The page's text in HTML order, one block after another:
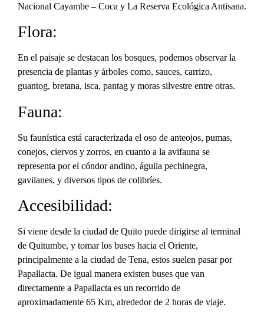
Nacional Cayambe – Coca y La Reserva Ecológica Antisana.
Flora:
En el paisaje se destacan los bosques, podemos observar la
presencia de plantas y árboles como, sauces, carrizo,
guantog, bretana, isca, pantag y moras silvestre entre otras.
Fauna:
Su faunística está caracterizada el oso de anteojos, pumas,
conejos, ciervos y zorros, en cuanto a la avifauna se
representa por el cóndor andino, águila pechinegra,
gavilanes, y diversos tipos de colibríes.
Accesibilidad:
Si viene desde la ciudad de Quito puede dirigirse al terminal
de Quitumbe, y tomar los buses hacia el Oriente,
principalmente a la ciudad de Tena, estos suelen pasar por
Papallacta. De igual manera existen buses que van
directamente a Papallacta es un recorrido de
aproximadamente 65 Km, alrededor de 2 horas de viaje.